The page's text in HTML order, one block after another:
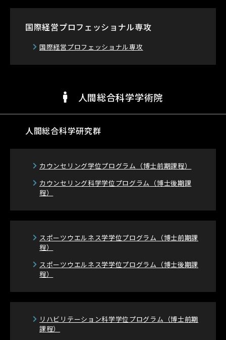
国際経営プロフェッショナル専攻
国際経営プロフェッショナル専攻
人間総合科学学術院
人間総合科学研究群
カウンセリング学位プログラム （博士前期課程）
カウンセリング科学学位プログラム
（博士後期課
程）
スポーツウエルネス学学位プログラム
（博士前期課
程）
スポーツウエルネス学学位プログラム
（博士後期課
程）
リハビリテーション科学学位プログラム
（博士前期
課程）